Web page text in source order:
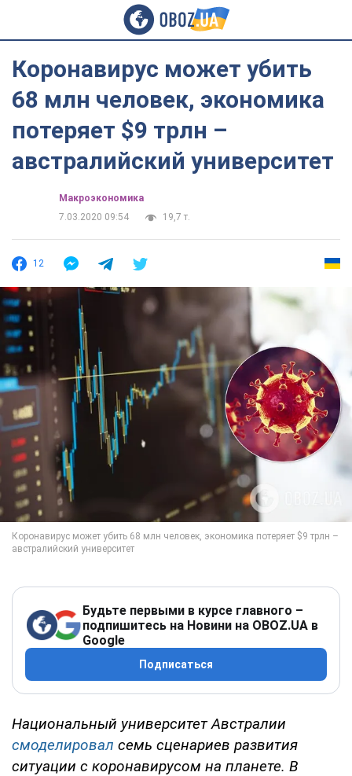
Коронавирус может убить
68 млн человек, экономика
потеряет $9 трлн –
австралийский университет
Mакроэкономика
7.03.2020 09:54
19,7 т.
12
Будьте первыми в курсе главного –
подпишитесь на Новини на OBOZ.UA в
Google
Подписаться
Национальный университет Австралии
смоделировал семь сценариев развития
ситуации с коронавирусом на планете. В